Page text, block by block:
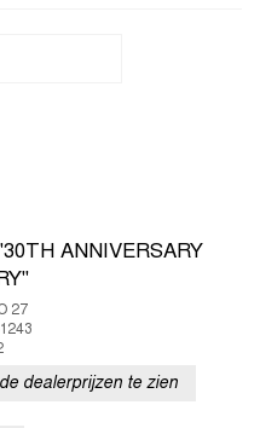
ANNIVERSARY
27
dealerprijzen te zien